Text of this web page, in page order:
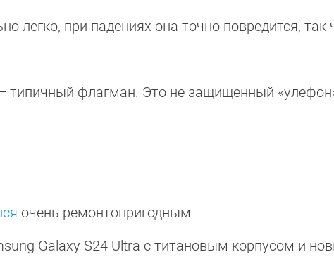
легко, при падениях она точно повредится, так
типичный флагман. Это не защищенный
очень ремонтопригодным
Galaxy S24 Ultra с титановым корпусом и